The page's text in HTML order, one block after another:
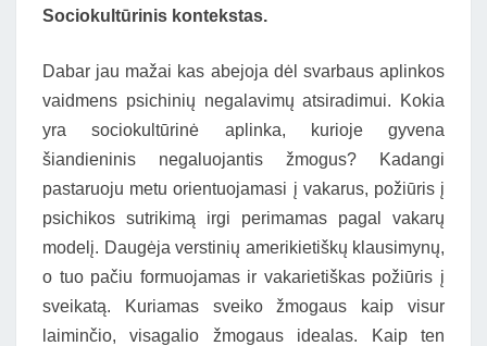
Sociokultūrinis kontekstas.
Dabar jau mažai kas abejoja dėl svarbaus aplinkos
vaidmens psichinių negalavimų atsiradimui. Kokia
yra sociokultūrinė aplinka, kurioje gyvena
šiandieninis negaluojantis žmogus? Kadangi
pastaruoju metu orientuojamasi į vakarus, požiūris į
psichikos sutrikimą irgi perimamas pagal vakarų
modelį. Daugėja verstinių amerikietiškų klausimynų,
o tuo pačiu formuojamas ir vakarietiškas požiūris į
sveikatą. Kuriamas sveiko žmogaus kaip visur
laiminčio, visagalio žmogaus idealas. Kaip ten